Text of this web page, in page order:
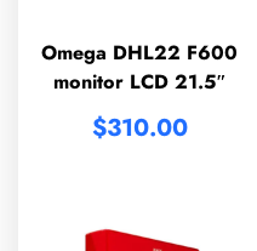
Omega DHL22 F600
monitor LCD 21.5″
$310.00